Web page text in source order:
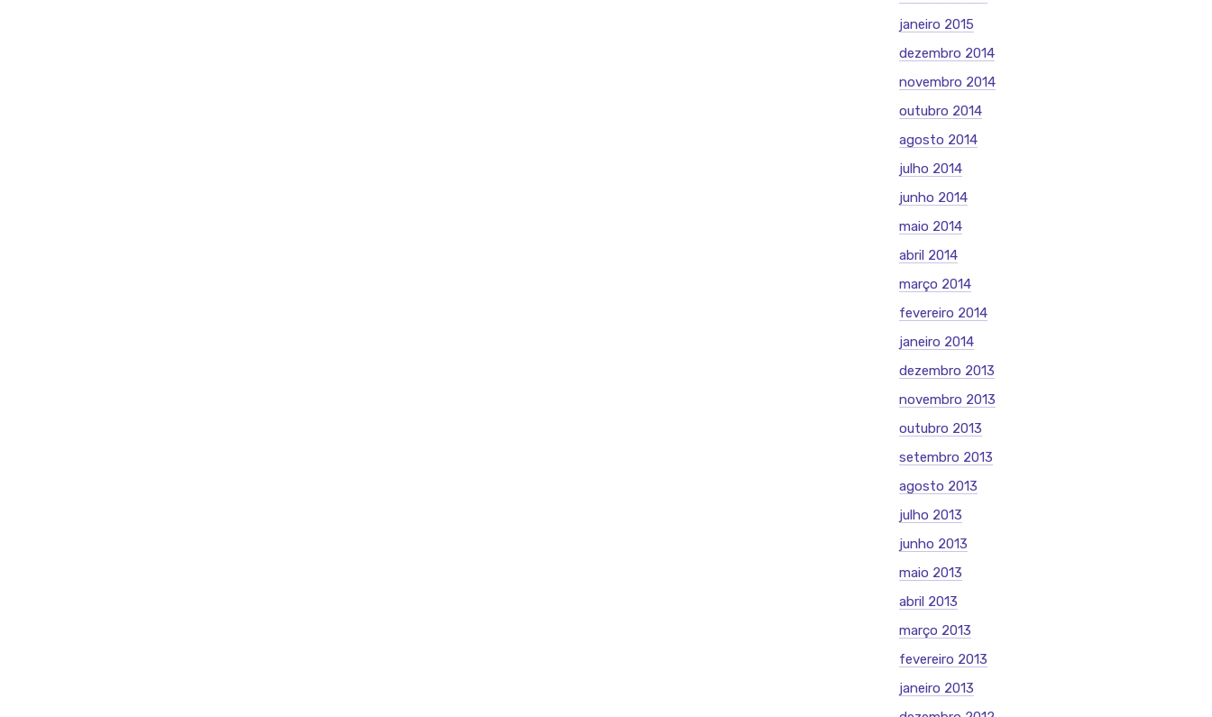
janeiro 2015
dezembro 2014
novembro 2014
outubro 2014
agosto 2014
julho 2014
junho 2014
maio 2014
abril 2014
março 2014
fevereiro 2014
janeiro 2014
dezembro 2013
novembro 2013
outubro 2013
setembro 2013
agosto 2013
julho 2013
junho 2013
maio 2013
abril 2013
março 2013
fevereiro 2013
janeiro 2013